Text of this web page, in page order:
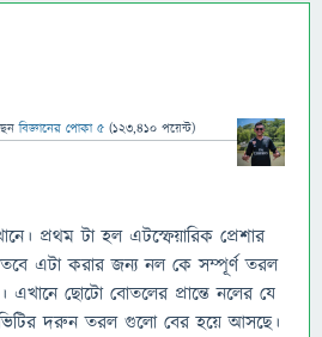
বিজ্ঞানের পোকা ৫ (123,410 পয়েন্ট)
প্রথম টা হল এটস্ফেয়ারিক প্রেশার
এটা করার জন্য নল কে সম্পূর্ণ তরল
এখানে ছোটো বোতলের প্রান্তে নলের যে
দরুন তরল গুলো বের হয়ে আসছে।